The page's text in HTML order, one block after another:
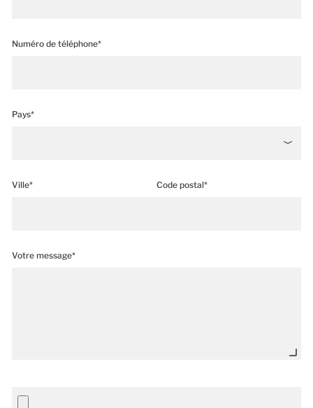
Numéro de téléphone*
Pays*
Ville* Code postal*
Votre message*